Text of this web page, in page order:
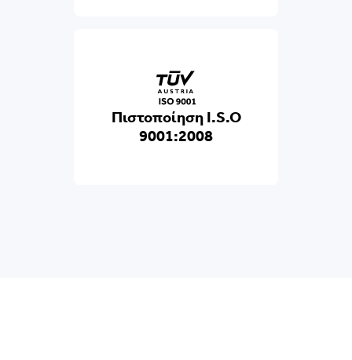
Πιστοποίηση I.S.O
9001:2008